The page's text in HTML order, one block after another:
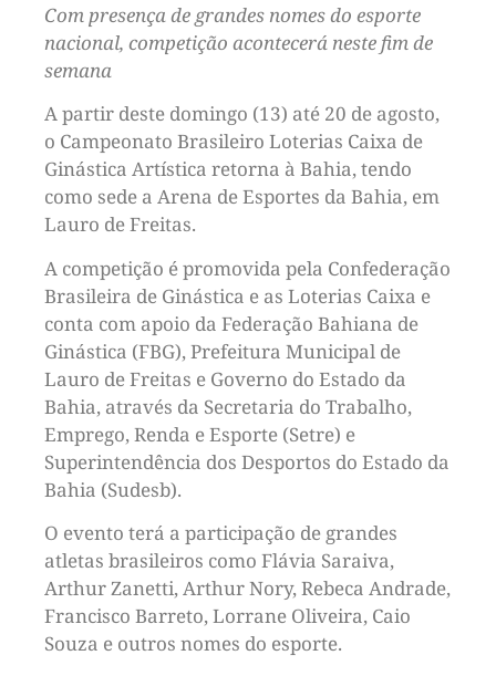
Com presença de grandes nomes do esporte
nacional, competição acontecerá neste fim de
semana
A partir deste domingo (13) até 20 de agosto,
o Campeonato Brasileiro Loterias Caixa de
Ginástica Artística retorna à Bahia, tendo
como sede a Arena de Esportes da Bahia, em
Lauro de Freitas.
A competição é promovida pela Confederação
Brasileira de Ginástica e as Loterias Caixa e
conta com apoio da Federação Bahiana de
Ginástica (FBG), Prefeitura Municipal de
Lauro de Freitas e Governo do Estado da
Bahia, através da Secretaria do Trabalho,
Emprego, Renda e Esporte (Setre) e
Superintendência dos Desportos do Estado da
Bahia (Sudesb).
O evento terá a participação de grandes
atletas brasileiros como Flávia Saraiva,
Arthur Zanetti, Arthur Nory, Rebeca Andrade,
Francisco Barreto, Lorrane Oliveira, Caio
Souza e outros nomes do esporte.